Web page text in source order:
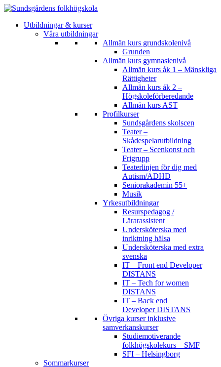
Utbildningar & kurser
Våra utbildningar
Allmän kurs grundskolenivå
Grunden
Allmän kurs gymnasienivå
Allmän kurs åk 1 – Mänskliga
Rättigheter
Allmän kurs åk 2 –
Högskoleförberedande
Allmän kurs AST
Profilkurser
Sundsgårdens skolscen
Teater –
Skådespelarutbildning
Teater – Scenkonst och
Frigrupp
Teaterlinjen för dig med
Autism/ADHD
Seniorakademin 55+
Musik
Yrkesutbildningar
Resurspedagog /
Lärarassistent
Undersköterska med
inriktning hälsa
Undersköterska med extra
svenska
IT – Front end Developer
DISTANS
IT – Tech for women
DISTANS
IT – Back end
Developer DISTANS
Övriga kurser inklusive
samverkanskurser
Studiemotiverande
folkhögskolekurs – SMF
SFI – Helsingborg
Sommarkurser